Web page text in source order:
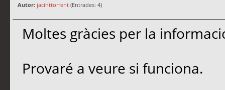
Autor: jacinttorrent (Entrades: 4)
Moltes gràcies per la
Provaré a veure si funciona.